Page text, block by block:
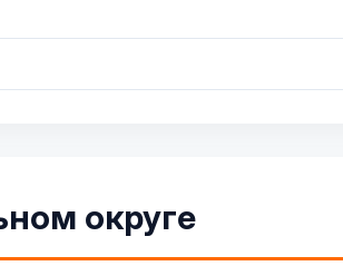
округе